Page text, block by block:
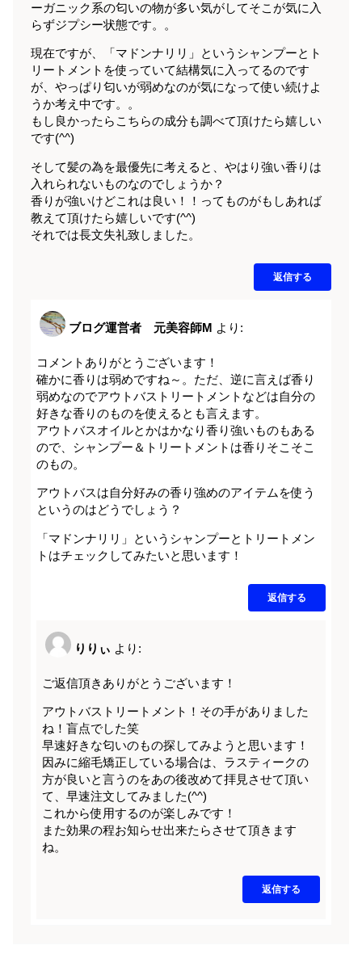
ーガニック系の匂いの物が多い気がしてそこが気に入
らずジプシー状態です。。
現在ですが、「マドンナリリ」というシャンプーとト
リートメントを使っていて結構気に入ってるのです
が、やっぱり匂いが弱めなのが気になって使い続けよ
うか考え中です。。
もし良かったらこちらの成分も調べて頂けたら嬉しい
です(^^)
そして髪の為を最優先に考えると、やはり強い香りは
入れられないものなのでしょうか？
香りが強いけどこれは良い！！ってものがもしあれば
教えて頂けたら嬉しいです(^^)
それでは長文失礼致しました。
返信する
ブログ運営者 元美容師M より:
コメントありがとうございます！
確かに香りは弱めですね～。ただ、逆に言えば香り
弱めなのでアウトバストリートメントなどは自分の
好きな香りのものを使えるとも言えます。
アウトバスオイルとかはかなり香り強いものもある
ので、シャンプー＆トリートメントは香りそこそこ
のもの。
アウトバスは自分好みの香り強めのアイテムを使う
というのはどうでしょう？
「マドンナリリ」というシャンプーとトリートメン
トはチェックしてみたいと思います！
返信する
りりぃ より:
ご返信頂きありがとうございます！
アウトバストリートメント！その手がありました
ね！盲点でした笑
早速好きな匂いのもの探してみようと思います！
因みに縮毛矯正している場合は、ラスティークの
方が良いと言うのをあの後改めて拝見させて頂い
て、早速注文してみました(^^)
これから使用するのが楽しみです！
また効果の程お知らせ出来たらさせて頂きます
ね。
返信する